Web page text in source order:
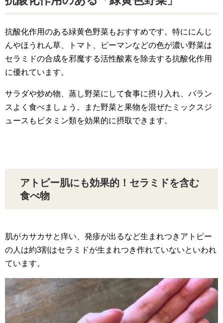
抗酸化作用のある緑黄色野菜もおすすめです。特ににんじ
んやほうれん草、トマト、ピーマンなどの色が濃い野菜は
セラミドの合成を邪魔する活性酸素を除去する抗酸化作用
に優れています。
サラダや炒め物、蒸し野菜にして食事に摂り入れ、バラン
スよく食べましょう。また野菜と果物を混ぜたミックスジ
ュースもビタミン類を効果的に摂取できます。
アトピー肌にも効果的！セラミドを含む
食べ物
肌がカサカサと痒い、発疹が出るなど生まれつきアトピー
の人は約3割はセラミドが生まれつき作れていないといわれ
ています。